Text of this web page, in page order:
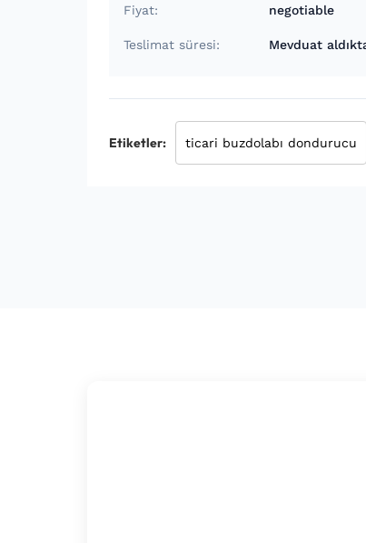
Fiyat: negotiable
Teslimat süresi: Mevduat
Etiketler: ticari buzdolabı dondurucu